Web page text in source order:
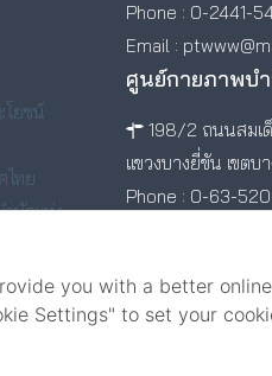
โยชน์
ไทย
บัดแห่ง
ด มหาวิทยาลัย
Phone : 0-2441-
Email :
ศูนย์กายภาพบ
198/2 ถนนสมเ
แขวงบางยี่ขัน เขตบ
Phone : 0-63-
you with a better
Settings" to set your